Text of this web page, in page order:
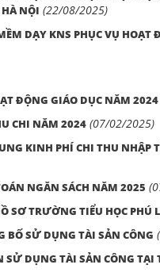
NỘI (22/08/2025)
DẠY KNS PHỤC VỤ HOẠT
ĐỘNG GIÁO DỤC NĂM
CHI NĂM 2024 (07/02/2025)
KINH PHÍ CHI THU NHẬP
NGĂN SÁCH NĂM 2025
SƠ TRƯỜNG TIỂU HỌC PHÚ
BỐ SỬ DỤNG TÀI SẢN CÔNG
SỬ DỤNG TÀI SẢN CÔNG